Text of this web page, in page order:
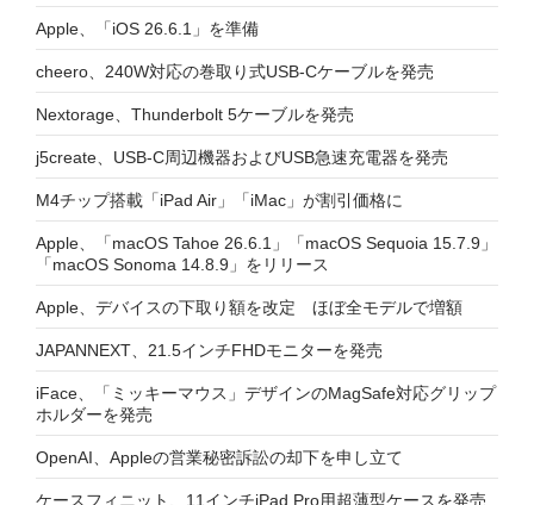
Apple、「iOS 26.6.1」を準備
cheero、240W対応の巻取り式USB-Cケーブルを発売
Nextorage、Thunderbolt 5ケーブルを発売
j5create、USB-C周辺機器およびUSB急速充電器を発売
M4チップ搭載「iPad Air」「iMac」が割引価格に
Apple、「macOS Tahoe 26.6.1」「macOS Sequoia 15.7.9」
「macOS Sonoma 14.8.9」をリリース
Apple、デバイスの下取り額を改定 ほぼ全モデルで増額
JAPANNEXT、21.5インチFHDモニターを発売
iFace、「ミッキーマウス」デザインのMagSafe対応グリップ
ホルダーを発売
OpenAI、Appleの営業秘密訴訟の却下を申し立て
ケースフィニット、11インチiPad Pro用超薄型ケースを発売